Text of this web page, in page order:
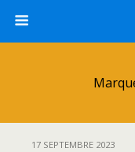
17 SEPTEMBRE 2023